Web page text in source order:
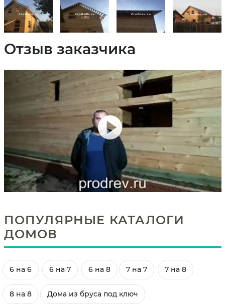
Отзыв заказчика
ПОПУЛЯРНЫЕ КАТАЛОГИ
ДОМОВ
6 на 6 6 на 7 6 на 8 7 на 7 7 на 8
8 на 8 Дома из бруса под ключ